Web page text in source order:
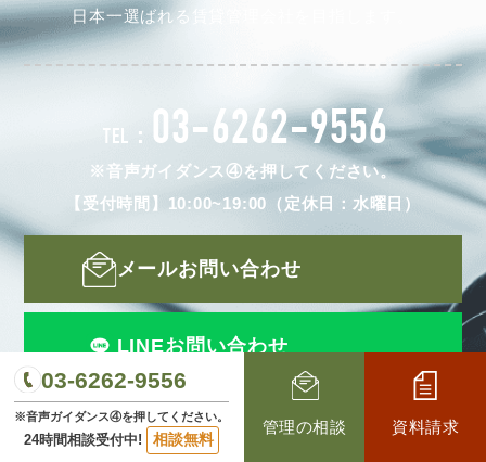
日本一選ばれる賃貸管理会社を目指します。
TEL： 03-6262-9556
※音声ガイダンス④を押してください。
【受付時間】10:00~19:00（定休日：水曜日）
メールお問い合わせ
LINEお問い合わせ
03-6262-9556
※音声ガイダンス④を押してください。
24時間相談受付中! 相談無料
管理の相談 資料請求